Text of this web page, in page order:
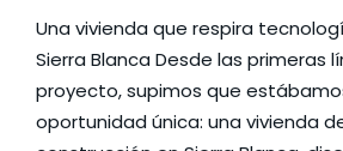
Una vivienda que respira
Sierra Blanca Desde las primeras
proyecto, supimos que
oportunidad única: una vivienda